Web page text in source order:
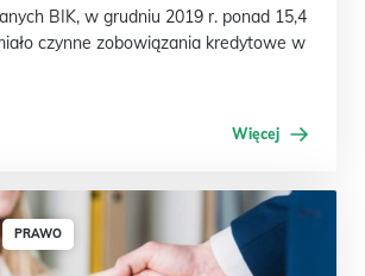
BIK, w grudniu 2019 r. ponad 15,4
czynne zobowiązania kredytowe w
Więcej
PRAWO